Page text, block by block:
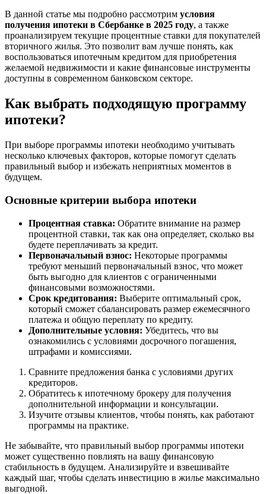
В данной статье мы подробно рассмотрим условия
получения ипотеки в Сбербанке в 2025 году, а также
проанализируем текущие процентные ставки для покупателей
вторичного жилья. Это позволит вам лучше понять, как
воспользоваться ипотечным кредитом для приобретения
желаемой недвижимости и какие финансовые инструменты
доступны в современном банковском секторе.
Как выбрать подходящую программу
ипотеки?
При выборе программы ипотеки необходимо учитывать
несколько ключевых факторов, которые помогут сделать
правильный выбор и избежать неприятных моментов в
будущем.
Основные критерии выбора ипотеки
Процентная ставка: Обратите внимание на размер
процентной ставки, так как она определяет, сколько вы
будете переплачивать за кредит.
Первоначальный взнос: Некоторые программы
требуют меньший первоначальный взнос, что может
быть выгодно для клиентов с ограниченными
финансовыми возможностями.
Срок кредитования: Выберите оптимальный срок,
который сможет сбалансировать размер ежемесячного
платежа и общую переплату по кредиту.
Дополнительные условия: Убедитесь, что вы
ознакомились с условиями досрочного погашения,
штрафами и комиссиями.
Сравните предложения банка с условиями других
кредиторов.
Обратитесь к ипотечному брокеру для получения
дополнительной информации и консультации.
Изучите отзывы клиентов, чтобы понять, как работают
программы на практике.
Не забывайте, что правильный выбор программы ипотеки
может существенно повлиять на вашу финансовую
стабильность в будущем. Анализируйте и взвешивайте
каждый шаг, чтобы сделать инвестицию в жилье максимально
выгодной.